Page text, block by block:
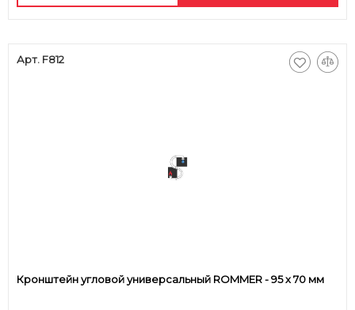
Арт. F812
Кронштейн угловой универсальный ROMMER - 95 x 70 мм